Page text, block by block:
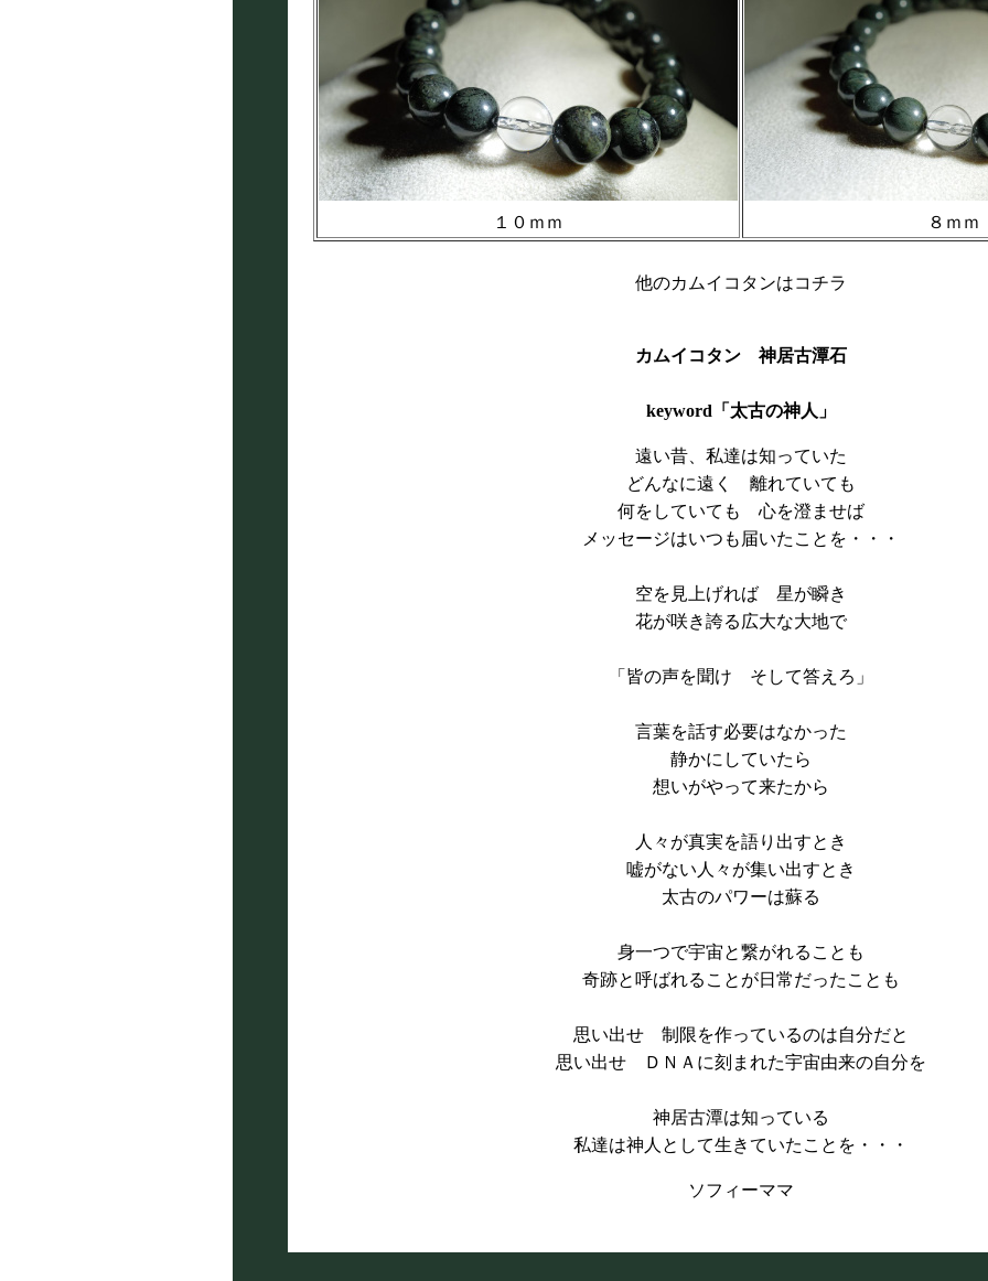
１０ｍｍ ８ｍｍ
他のカムイコタンはコチラ
カムイコタン 神居古潭石
keyword「太古の神人」
遠い昔、私達は知っていた
どんなに遠く 離れていても
何をしていても 心を澄ませば
メッセージはいつも届いたことを・・・
空を見上げれば 星が瞬き
花が咲き誇る広大な大地で
「皆の声を聞け そして答えろ」
言葉を話す必要はなかった
静かにしていたら
想いがやって来たから
人々が真実を語り出すとき
嘘がない人々が集い出すとき
太古のパワーは蘇る
身一つで宇宙と繋がれることも
奇跡と呼ばれることが日常だったことも
思い出せ 制限を作っているのは自分だと
思い出せ ＤＮＡに刻まれた宇宙由来の自分を
神居古潭は知っている
私達は神人として生きていたことを・・・
ソフィーママ